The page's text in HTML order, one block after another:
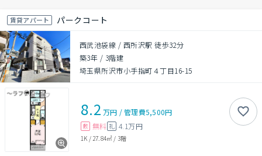
賃貸アパート パークコート
西武池袋線 / 西所沢駅 徒歩32分
築3年 / 3階建
埼玉県所沢市小手指町４丁目16-15
8.2 万円 /管理費5,500円
敷 無料 礼 4.1万円
1K / 27.84㎡ / 3階